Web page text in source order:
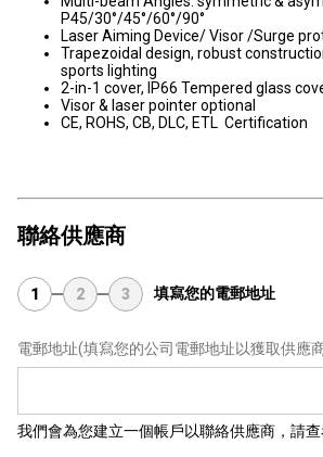
P45/30°/45°/60°/90°
Laser Aiming Device/ Visor /Surge
Trapezoidal design, robust
sports lighting
2-in-1 cover, IP66 Tempered glass
Visor & laser pointer optional
CE, ROHS, CB, DLC, ETL Certification
聯絡供應商
1 2 3 填寫您的電郵地址
電郵地址(填寫您的公司電郵地址以獲取供應
我們會為您建立一個帳戶以聯絡供應商，請查